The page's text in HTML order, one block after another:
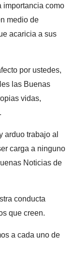
importancia como
medio de
acaricia a sus
por ustedes,
las Buenas
vidas,
arduo trabajo al
carga a ninguno
Noticias de
conducta
que creen.
a cada uno de